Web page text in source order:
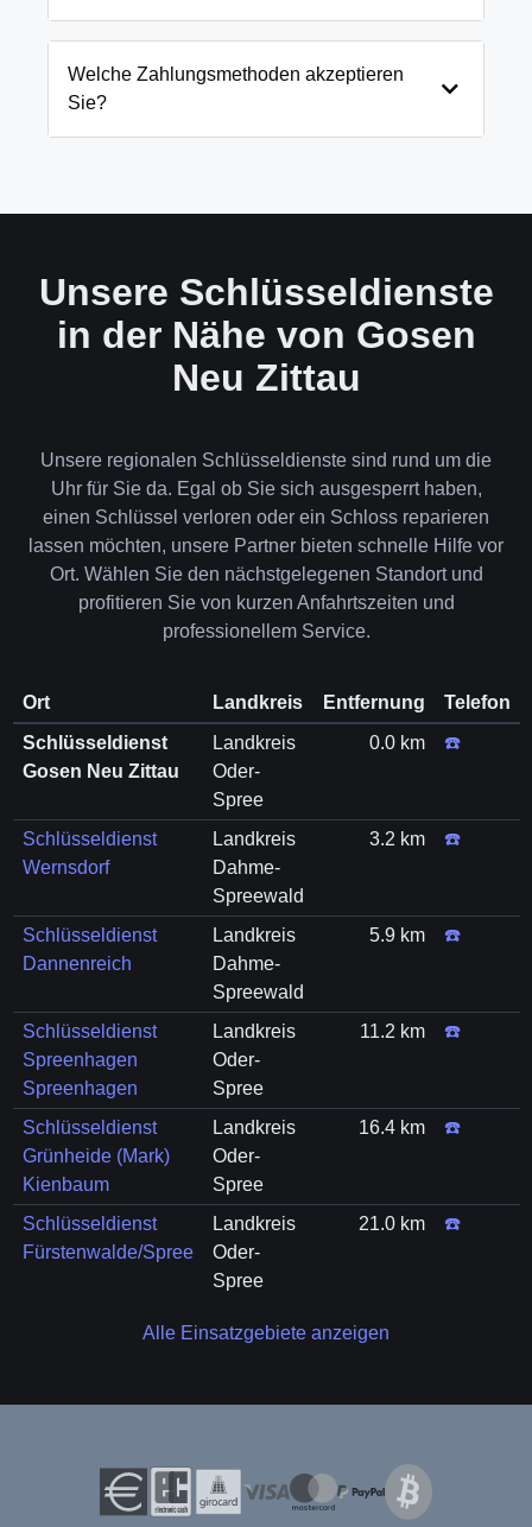
und öffnen Ihre Tür in 99% der Fälle
zerstörungsfrei. Nur in absoluten Ausnahmefällen,
Welche Zahlungsmethoden akzeptieren
Sie?
Unsere Schlüsseldienste
in der Nähe von Gosen
Neu Zittau
Unsere regionalen Schlüsseldienste sind rund um die
Uhr für Sie da. Egal ob Sie sich ausgesperrt haben,
einen Schlüssel verloren oder ein Schloss reparieren
lassen möchten, unsere Partner bieten schnelle Hilfe vor
Ort. Wählen Sie den nächstgelegenen Standort und
profitieren Sie von kurzen Anfahrtszeiten und
professionellem Service.
Ort Landkreis Entfernung
Telefon
Schlüsseldienst
Gosen Neu Zittau
Landkreis
Oder-
Spree
0.0 km ☎️
Schlüsseldienst
Wernsdorf
Landkreis
Dahme-
Spreewald
3.2 km ☎️
Schlüsseldienst
Dannenreich
Landkreis
Dahme-
Spreewald
5.9 km ☎️
Schlüsseldienst
Spreenhagen
Spreenhagen
Landkreis
Oder-
Spree
11.2 km ☎️
Schlüsseldienst
Grünheide (Mark)
Kienbaum
Landkreis
Oder-
Spree
16.4 km ☎️
Schlüsseldienst
Fürstenwalde/Spree
Landkreis
Oder-
Spree
21.0 km ☎️
Alle Einsatzgebiete anzeigen